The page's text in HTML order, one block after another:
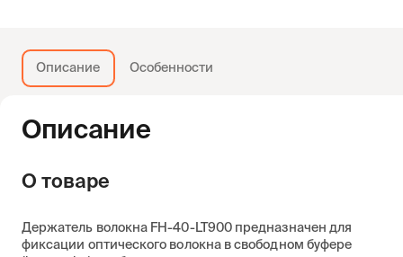
Описание Особенности
Описание
О товаре
Держатель волокна FH-40-LT900 предназначен для
фиксации оптического волокна в свободном буфере